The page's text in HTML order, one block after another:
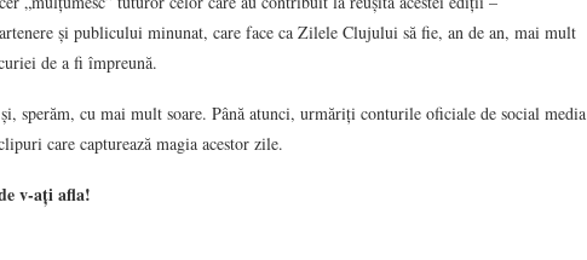
și publicului minunat, care face ca Zilele Clujului să fie, an de an, mai mult
de a fi împreună.
sperăm, cu mai mult soare. Până atunci, urmăriți conturile oficiale de social media
care capturează magia acestor zile.
v-ați afla!